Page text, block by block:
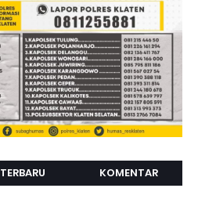
TERBARU KOMENTAR